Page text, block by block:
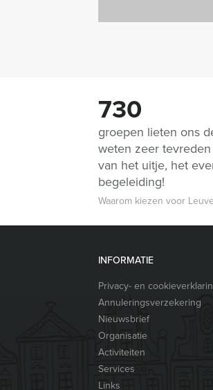
730
groepen lieten ons
weten zeer
van het uitje, het
begeleiding!
Waarom kiezen voor
INFORMATIE
Privacy- en
Annuleringsverzekering
Nieuwsbrief
Organisatie
Activiteiten
Services
Links